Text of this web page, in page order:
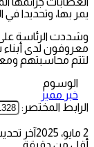
يمر بها، وتحديدا في
وشددت الرئاسة
معروفون لدى أبناء
لتتم محاسبتهم
الوسوم
خبر مميز
الرابط المختصر:
2 مايو، 2025
آخر تحديث: 2